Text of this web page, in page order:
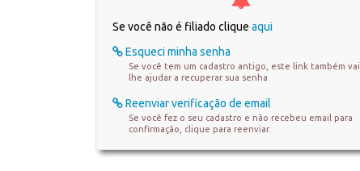
Se você não é filiado clique aqui
Esqueci minha senha
Se você tem um cadastro antigo, este link também vai
lhe ajudar a recuperar sua senha
Reenviar verificação de email
Se você fez o seu cadastro e não recebeu email para
confirmação, clique para reenviar.